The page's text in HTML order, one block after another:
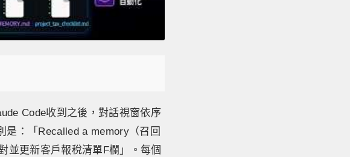
Code收到之後，對話視窗依序
是：「Recalled a memory（召回
並更新客戶報稅清單F欄」。每個